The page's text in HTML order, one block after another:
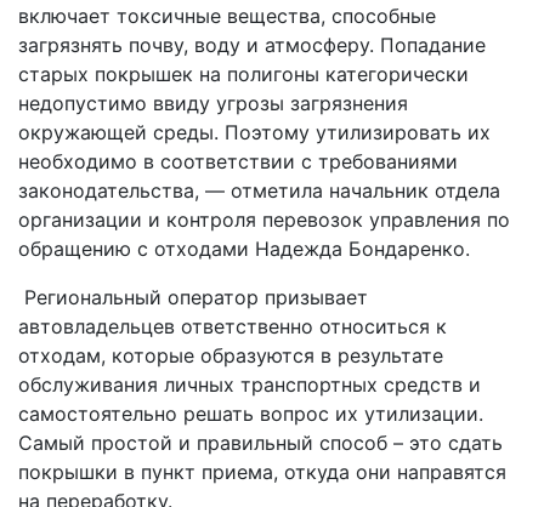
включает токсичные вещества, способные
загрязнять почву, воду и атмосферу. Попадание
старых покрышек на полигоны категорически
недопустимо ввиду угрозы загрязнения
окружающей среды. Поэтому утилизировать их
необходимо в соответствии с требованиями
законодательства, — отметила начальник отдела
организации и контроля перевозок управления по
обращению с отходами Надежда Бондаренко.
Региональный оператор призывает
автовладельцев ответственно относиться к
отходам, которые образуются в результате
обслуживания личных транспортных средств и
самостоятельно решать вопрос их утилизации.
Самый простой и правильный способ – это сдать
покрышки в пункт приема, откуда они направятся
на переработку.